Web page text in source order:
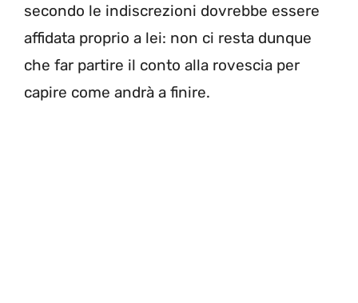
secondo le indiscrezioni dovrebbe essere
affidata proprio a lei: non ci resta dunque
che far partire il conto alla rovescia per
capire come andrà a finire.